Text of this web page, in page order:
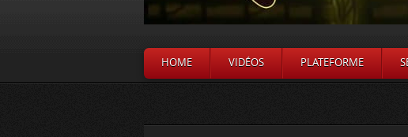
HOME VIDÉOS PLATEFORME